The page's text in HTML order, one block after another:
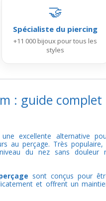
🤝
Spécialiste du piercing
+11 000 bijoux pour tous les
styles
: guide complet
excellente alternative
au perçage. Très populaire,
du nez sans douleur
sont conçus pour
et offrent un